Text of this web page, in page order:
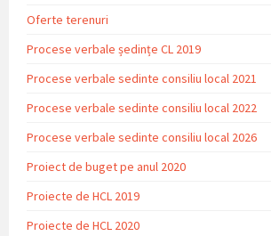
Oferte terenuri
Procese verbale ședințe CL 2019
Procese verbale sedinte consiliu local 2021
Procese verbale sedinte consiliu local 2022
Procese verbale sedinte consiliu local 2026
Proiect de buget pe anul 2020
Proiecte de HCL 2019
Proiecte de HCL 2020